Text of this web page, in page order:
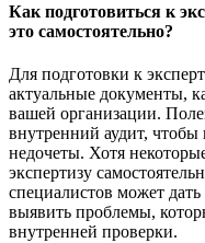
Как подготовиться к
это самостоятельно?
Для подготовки к
актуальные документы,
вашей организации.
внутренний аудит,
недочеты. Хотя
экспертизу
специалистов может
выявить проблемы,
внутренней проверки.